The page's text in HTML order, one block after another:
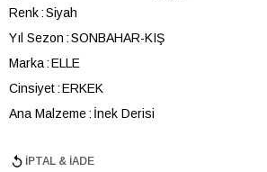
Renk Siyah
Yıl Sezon SONBAHAR-KIŞ
Marka ELLE
Cinsiyet ERKEK
Ana Malzeme İnek Derisi
En
11 cm
İPTAL & İADE